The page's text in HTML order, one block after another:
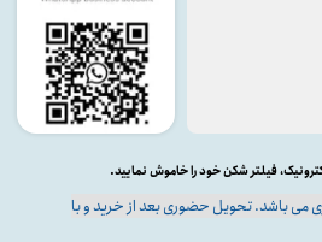
می باشد. تحویل حضوری بعد از خرید و با
فیلتر شکن خود را خاموش نمایید.